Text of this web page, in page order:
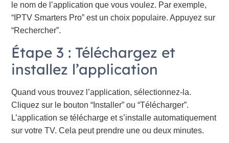
le nom de l’application que vous voulez. Par exemple,
“IPTV Smarters Pro” est un choix populaire. Appuyez sur
“Rechercher”.
Étape 3 : Téléchargez et
installez l’application
Quand vous trouvez l’application, sélectionnez-la.
Cliquez sur le bouton “Installer” ou “Télécharger”.
L’application se télécharge et s’installe automatiquement
sur votre TV. Cela peut prendre une ou deux minutes.